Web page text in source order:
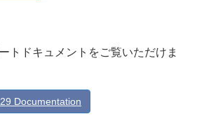
トドキュメントをご覧いただけま
Documentation